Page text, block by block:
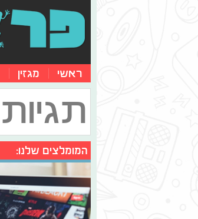
ראשי מגזין
תגיות
המומלצים שלנו: